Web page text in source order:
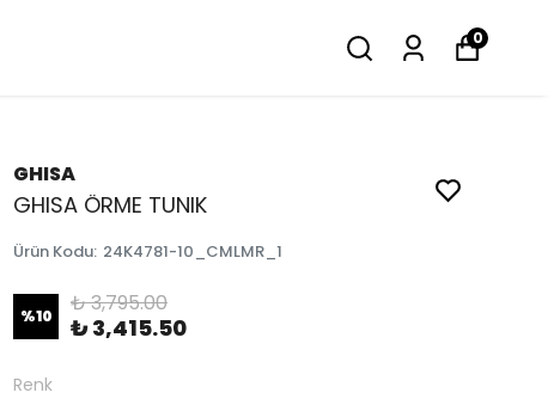
0
GHISA
GHISA ÖRME TUNIK
Ürün Kodu: 24K4781-10_CMLMR_1
%10 ₺ 3,795.00
₺ 3,415.50
Renk